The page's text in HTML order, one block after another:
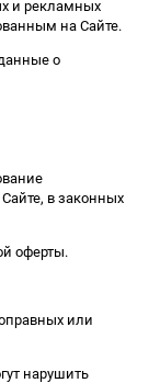
и рекламных
на Сайте.
о
в законных
оферты.
или
нарушить